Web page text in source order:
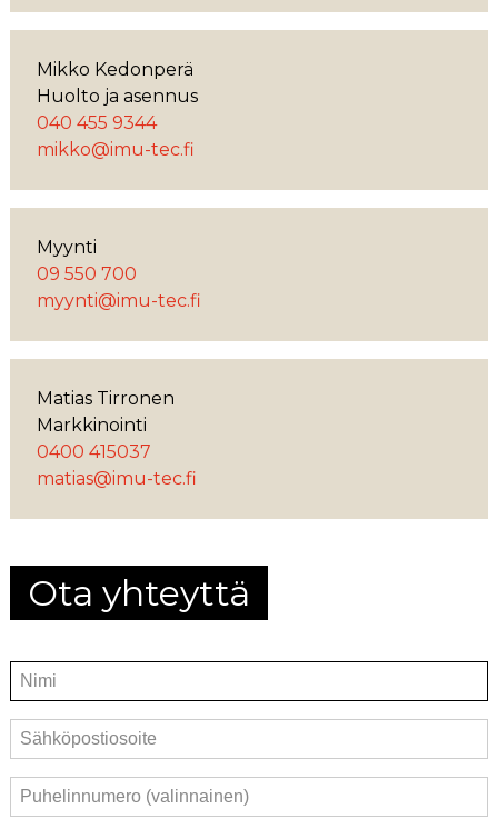
Mikko Kedonperä
Huolto ja asennus
040 455 9344
mikko@imu-tec.fi
Myynti
09 550 700
myynti@imu-tec.fi
Matias Tirronen
Markkinointi
0400 415037
matias@imu-tec.fi
Ota yhteyttä